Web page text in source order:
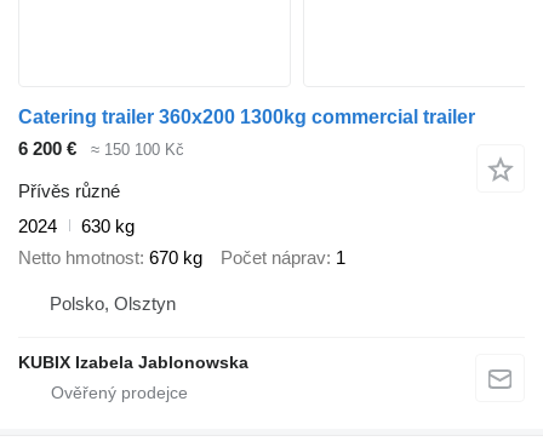
Catering trailer 360x200 1300kg commercial trailer
6 200 €
≈ 150 100 Kč
Přívěs různé
2024
630 kg
Netto hmotnost 670 kg Počet náprav 1
Polsko, Olsztyn
KUBIX Izabela Jablonowska